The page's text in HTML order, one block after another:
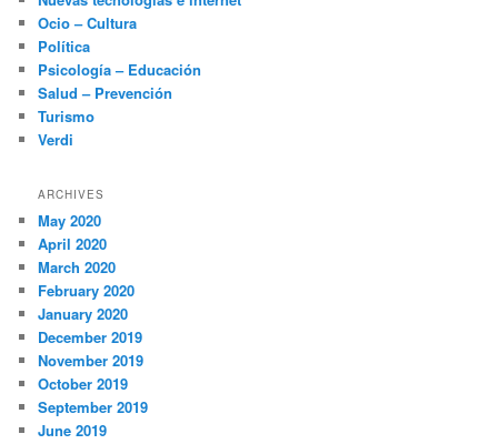
Ocio – Cultura
Política
Psicología – Educación
Salud – Prevención
Turismo
Verdi
ARCHIVES
May 2020
April 2020
March 2020
February 2020
January 2020
December 2019
November 2019
October 2019
September 2019
June 2019